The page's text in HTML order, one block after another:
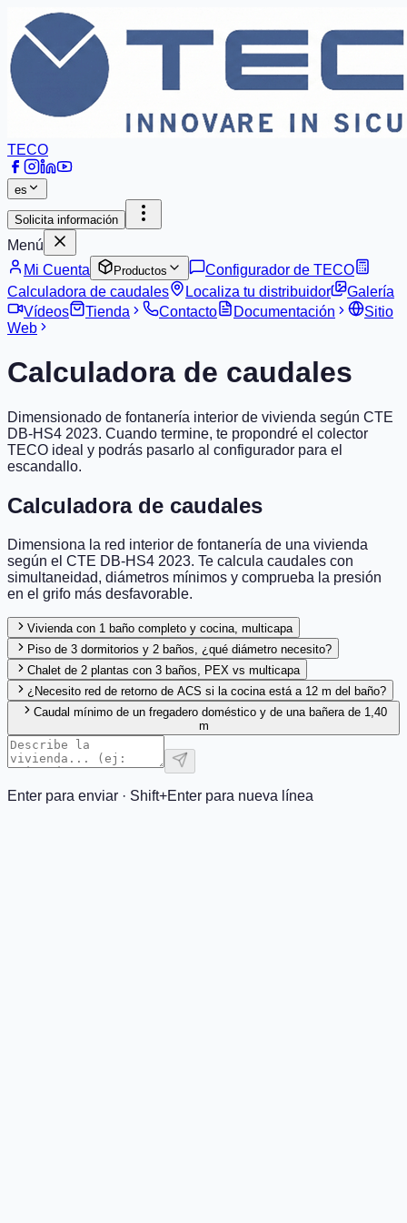
TECO
es
Solicita información
Menú
Mi Cuenta
Productos
Configurador de TECO
Calculadora de caudales
Localiza tu distribuidor
Galería
Vídeos
Tienda Contacto Documentación
Sitio
Web
Calculadora de caudales
Dimensionado de fontanería interior de vivienda según CTE
DB-HS4 2023. Cuando termine, te propondré el colector
TECO ideal y podrás pasarlo al configurador para el
escandallo.
Calculadora de caudales
Dimensiona la red interior de fontanería de una vivienda
según el CTE DB-HS4 2023. Te calcula caudales con
simultaneidad, diámetros mínimos y comprueba la presión
en el grifo más desfavorable.
Vivienda con 1 baño completo y cocina, multicapa
Piso de 3 dormitorios y 2 baños, ¿qué diámetro necesito?
Chalet de 2 plantas con 3 baños, PEX vs multicapa
¿Necesito red de retorno de ACS si la cocina está a 12 m del baño?
Caudal mínimo de un fregadero doméstico y de una bañera de 1,40
m
Enter para enviar · Shift+Enter para nueva línea